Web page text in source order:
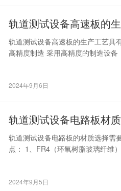
轨道测试设备高速板的
轨道测试设备高速板的生产工艺具
高精度制造 采用高精度的制造设
2024年9月6日
轨道测试设备电路板材
轨道测试设备电路板的材质选择需
点： 1、FR4（环氧树脂玻璃纤维
2024年9月5日